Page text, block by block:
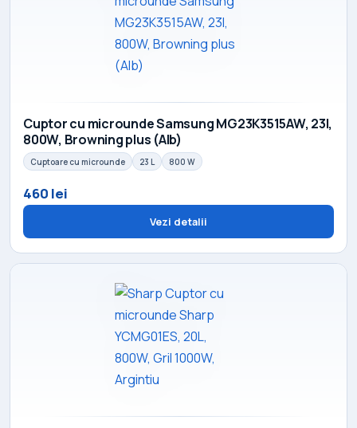
Cuptor cu microunde Samsung MG23K3515AW, 23l,
800W, Browning plus (Alb)
Cuptoare cu microunde 23 L 800 W
460 lei
Vezi detalii